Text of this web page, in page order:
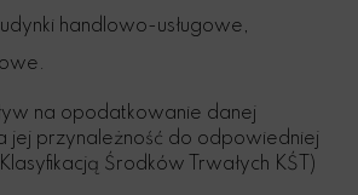
handlowo-usługowe,
na opodatkowanie danej
jej przynależność do odpowiedniej
Środków Trwałych KŚT)